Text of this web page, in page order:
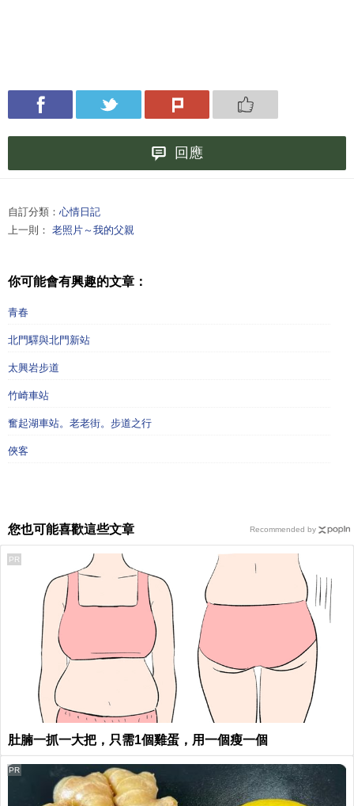
回應
自訂分類： 心情日記
上一則： 老照片～我的父親
你可能會有興趣的文章：
青春
北門驛與北門新站
太興岩步道
竹崎車站
奮起湖車站。老老街。步道之行
俠客
您也可能喜歡這些文章
肚腩一抓一大把，只需1個雞蛋，用一個瘦一個
PR
PR
Recommended by